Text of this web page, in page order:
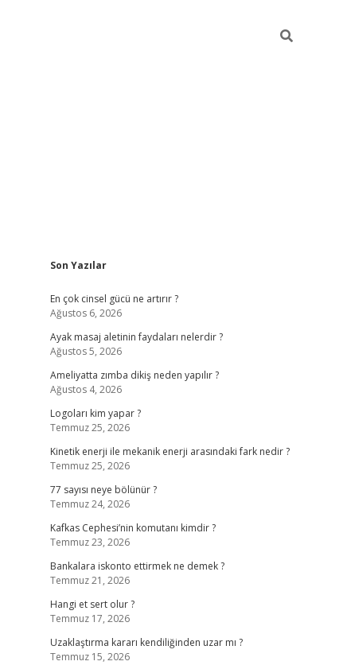
Sidebar
Son Yazılar
En çok cinsel gücü ne artırır ?
Ağustos 6, 2026
Ayak masaj aletinin faydaları nelerdir ?
Ağustos 5, 2026
Ameliyatta zımba dikiş neden yapılır ?
Ağustos 4, 2026
Logoları kim yapar ?
Temmuz 25, 2026
Kinetik enerji ile mekanik enerji arasındaki fark nedir ?
Temmuz 25, 2026
77 sayısı neye bölünür ?
Temmuz 24, 2026
Kafkas Cephesi’nin komutanı kimdir ?
Temmuz 23, 2026
Bankalara iskonto ettirmek ne demek ?
Temmuz 21, 2026
Hangi et sert olur ?
Temmuz 17, 2026
Uzaklaştırma kararı kendiliğinden uzar mı ?
Temmuz 15, 2026